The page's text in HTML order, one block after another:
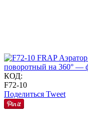
КОД:
F72-10
Поделиться Tweet